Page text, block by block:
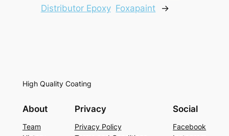
Distributor Epoxy Foxapaint
→
High Quality Coating
About
Team
Privacy
Privacy Policy
Social
Facebook